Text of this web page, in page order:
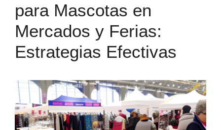
para Mascotas en
Mercados y Ferias:
Estrategias Efectivas